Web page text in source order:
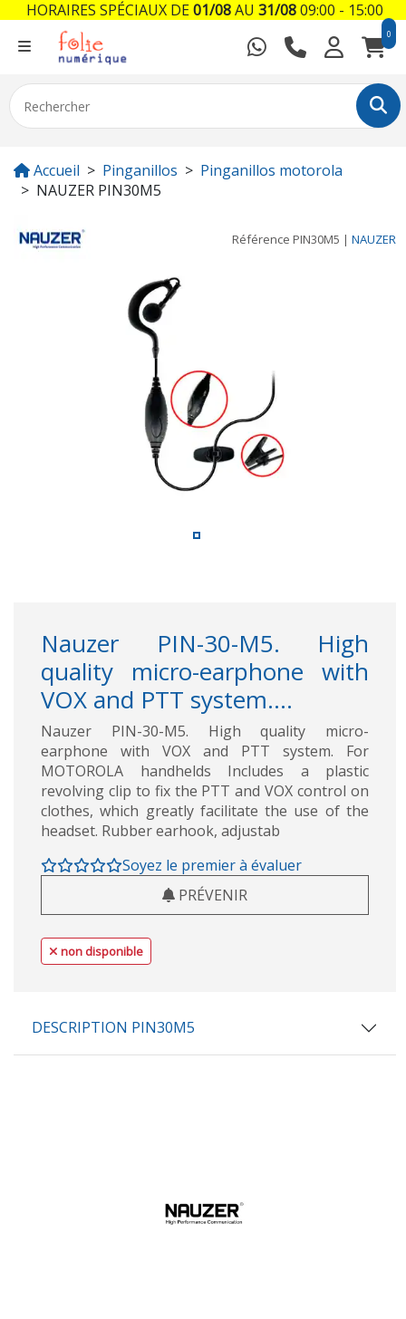
0
Accueil Pinganillos
Pinganillos motorola
NAUZER PIN30M5
Référence PIN30M5 | NAUZER
Nauzer PIN-30-M5. High
quality micro-earphone with
VOX and PTT system....
Nauzer PIN-30-M5. High quality micro-
earphone with VOX and PTT system. For
MOTOROLA handhelds Includes a plastic
revolving clip to fix the PTT and VOX control on
clothes, which greatly facilitate the use of the
headset. Rubber earhook, adjustab
Soyez le premier à évaluer
PRÉVENIR
non disponible
DESCRIPTION PIN30M5
HORAIRES SPÉCIAUX DE01/08AU 31/0809:00 - 15:00